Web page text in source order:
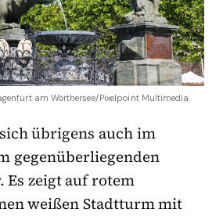
am Wörthersee/Pixelpoint Multimedia
übrigens auch im
gegenüberliegenden
Es zeigt auf rotem
weißen Stadtturm mit